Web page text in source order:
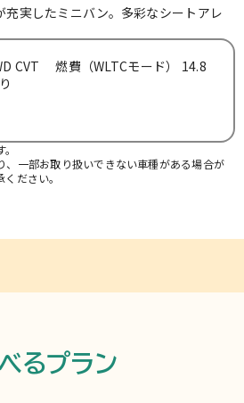
お知らせ
よくある質問
充実したミニバン。多彩なシートアレ
CVT 燃費（WLTCモード） 14.8
一部お取り扱いできない車種がある場合が
ださい。
るプラン